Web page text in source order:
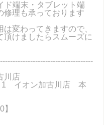
ド端末・タブレット端
修理も承っております
変わってきますので、
頂けましたらスムーズに
川店
1 イオン加古川店 本